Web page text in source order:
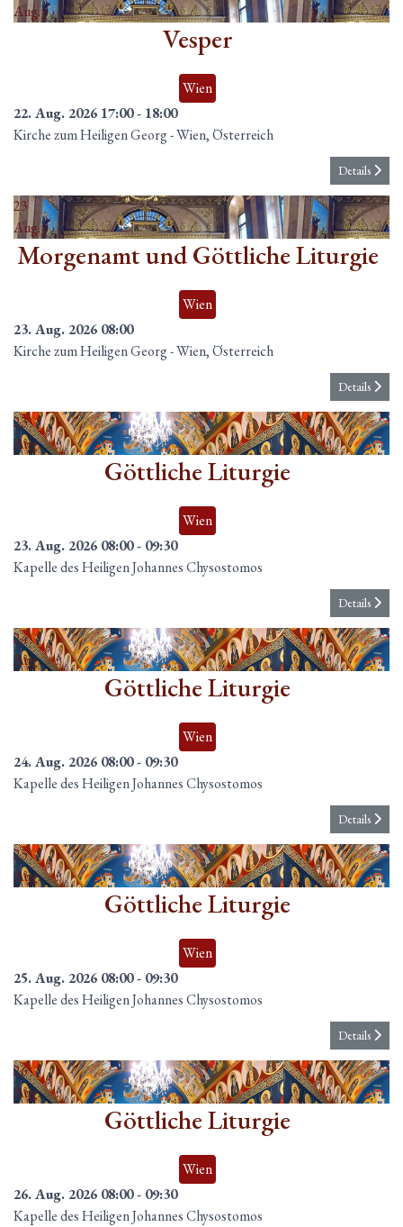
Aug.
Vesper
Wien
22. Aug. 2026 17:00- 18:00
Kirche zum Heiligen Georg-Wien, Österreich
Details
23
Aug.
Morgenamt und Göttliche Liturgie
Wien
23. Aug. 2026 08:00
Kirche zum Heiligen Georg-Wien, Österreich
Details
23
Aug.
Göttliche Liturgie
Wien
23. Aug. 2026 08:00- 09:30
Kapelle des Heiligen Johannes Chysostomos
Details
24
Aug.
Göttliche Liturgie
Wien
24. Aug. 2026 08:00- 09:30
Kapelle des Heiligen Johannes Chysostomos
Details
25
Aug.
Göttliche Liturgie
Wien
25. Aug. 2026 08:00- 09:30
Kapelle des Heiligen Johannes Chysostomos
Details
26
Aug.
Göttliche Liturgie
Wien
26. Aug. 2026 08:00- 09:30
Kapelle des Heiligen Johannes Chysostomos